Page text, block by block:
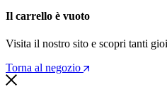
Il carrello è vuoto
Visita il nostro sito e scopri tanti
Torna al negozio